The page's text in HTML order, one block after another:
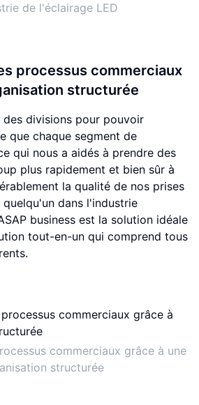
de l'éclairage LED
processus commerciaux
structurée
des divisions pour pouvoir
que chaque segment de
qui nous a aidés à prendre des
plus rapidement et bien sûr à
la qualité de nos prises
dans l'industrie
business est la solution idéale
tout-en-un qui comprend tous
commerciaux grâce à une
structurée